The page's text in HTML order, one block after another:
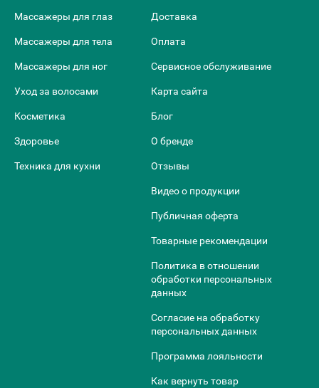
Массажеры для глаз
Массажеры для тела
Массажеры для ног
Уход за волосами
Косметика
Здоровье
Техника для кухни
Доставка
Оплата
Сервисное обслуживание
Карта сайта
Блог
О бренде
Отзывы
Видео о продукции
Публичная оферта
Товарные рекомендации
Политика в отношении
обработки персональных
данных
Согласие на обработку
персональных данных
Программа лояльности
Как вернуть товар